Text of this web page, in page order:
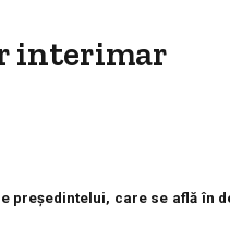
interimar
președintelui, care se află în